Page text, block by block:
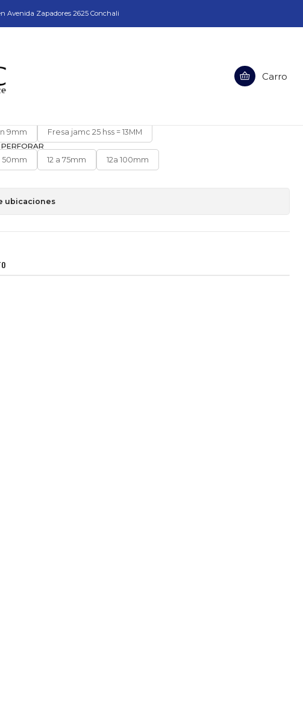
Carro
Avenida Zapadores 2625 Conchali
de Base Magnética
9mm
Fresa jamc 25 hss = 13MM
50mm 12 a 75mm 12a 100mm
ubicaciones